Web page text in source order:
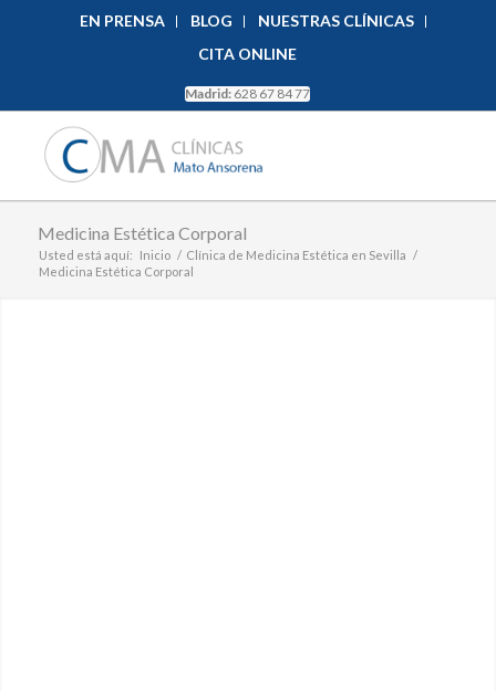
EN PRENSA BLOG
NUESTRAS CLÍNICAS
CITA ONLINE
Madrid: 628 67 84 77
Medicina Estética Corporal
Usted está aquí: Inicio / Clínica de Medicina Estética en Sevilla /
Medicina Estética Corporal